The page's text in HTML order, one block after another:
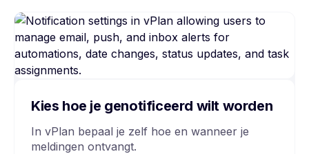
Kies hoe je genotificeerd wilt worden
In vPlan bepaal je zelf hoe en wanneer je
meldingen ontvangt.